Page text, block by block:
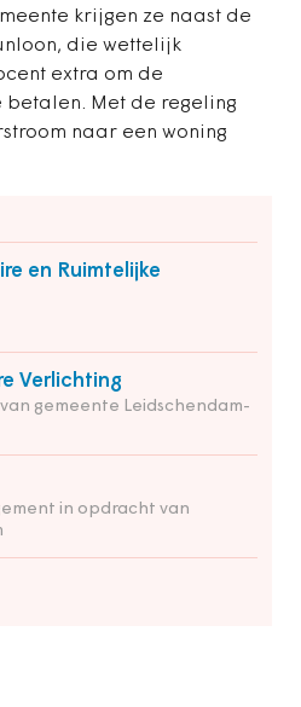
krijgen ze naast de
die wettelijk
extra om de
betalen. Met de regeling
naar een woning
en Ruimtelijke
Verlichting
gemeente Leidschendam-
in opdracht van